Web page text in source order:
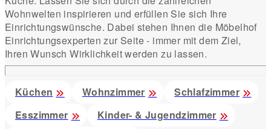
Wohnwelten inspirieren und erfüllen Sie sich Ihre
Einrichtungswünsche. Dabei stehen Ihnen die Möbelhof
Einrichtungsexperten zur Seite - immer mit dem Ziel,
Ihren Wunsch Wirklichkeit werden zu lassen.
Küchen Wohnzimmer
Schlafzimmer
Esszimmer
Kinder- & Jugendzimmer